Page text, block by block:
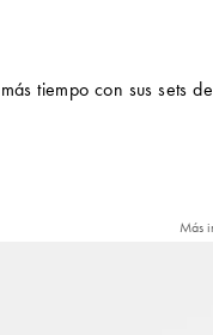
tiempo con sus sets
Más